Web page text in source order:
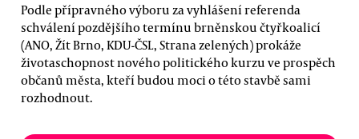
Podle přípravného výboru za vyhlášení referenda
schválení pozdějšího termínu brněnskou čtyřkoalicí
(ANO, Žít Brno, KDU-ČSL, Strana zelených) prokáže
životaschopnost nového politického kurzu ve prospěch
občanů města, kteří budou moci o této stavbě sami
rozhodnout.